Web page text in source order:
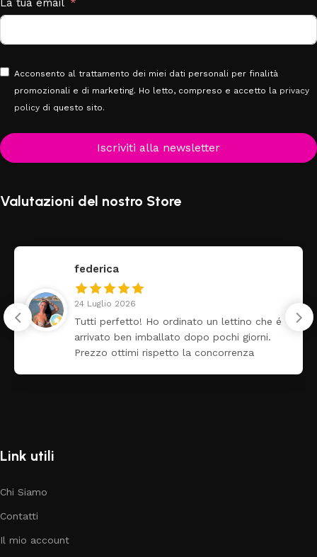
La tua email
Acconsento al trattamento dei miei dati personali per finalità
promozionali e di marketing. Ho letto, compreso e accetto la privacy
policy di questo sito.
Iscriviti alla newsletter
Valutazioni del nostro Store
federica
24 Luglio 2026
Tutti perfetto! Ho ordinato un lettino che é
arrivato ben imballato dopo pochi giorni.
Prezzo ottimi rispetto la concorrenza
Link utili
Chi Siamo
Contatti
Il mio account